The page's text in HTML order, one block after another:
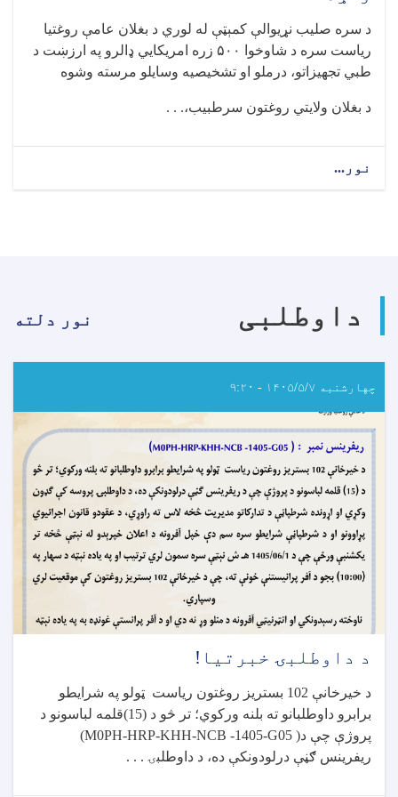
فارغ
شول
د سره صلیب نړیوالې کمېټې له لوري د بغلان عامې روغتیا
ریاست سره د شاوخوا ۵۰۰ زره امریکايي ډالرو په ارزښت د
طبي تجهیزاتو، درملو او تشخیصیه وسایلو مرسته وشوه
د بغلان ولایتي روغتون سرطبیب،. . .
نور...
روغتیا
ریاست
د
شاوخوا
زره
ډالرو
په
ارزښت
طبي
مرسته
وکړه
داوطلبی نور دلته
چهارشنبه ۱۴۰۵/۵/۷ - ۹:۲۰
د داوطلبۍ خبرتیا!
د خیرخانې 102 بستریز روغتون ریاست ټولو په شرایطو
برابرو داوطلبانو ته بلنه ورکوي؛ تر څو د (15)قلمه لباسونو د
پروژې چې د(M0PH-HRP-KHH-NCB -1405-G05 )
ریفرینس ګڼې درلودونکې ده، د داوطلبۍ . . .